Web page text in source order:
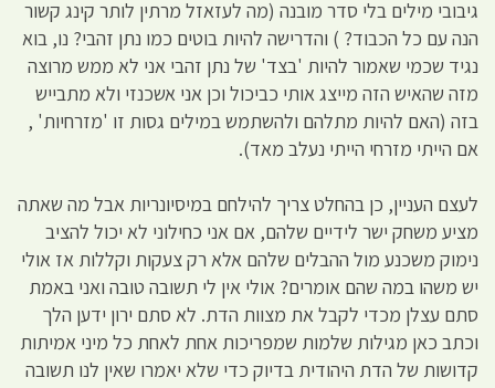
גיבובי מילים בלי סדר מובנה (מה לעזאזל מרתין לותר קינג קשור
הנה עם כל הכבוד? ) והדרישה להיות בוטים כמו נתן זהבי? נו, בוא
נגיד שכמי שאמור להיות 'בצד' של נתן זהבי אני לא ממש מרוצה
מזה שהאיש הזה מייצג אותי כביכול וכן אני אשכנזי ולא מתבייש
בזה (האם להיות מתלהם ולהשתמש במילים גסות זו 'מזרחיות' ,
אם הייתי מזרחי הייתי נעלב מאד).
לעצם העניין, כן בהחלט צריך להילחם במיסיונריות אבל מה שאתה
מציע משחק ישר לידיים שלהם, אם אני כחילוני לא יכול להציב
נימוק משכנע מול ההבלים שלהם אלא רק צעקות וקללות אז אולי
יש משהו במה שהם אומרים? אולי אין לי תשובה טובה ואני באמת
סתם עצלן מכדי לקבל את מצוות הדת. לא סתם ירון ידען הלך
וכתב כאן מגילות שלמות שמפריכות אחת לאחת כל מיני אמיתות
קדושות של הדת היהודית בדיוק כדי שלא יאמרו שאין לנו תשובה